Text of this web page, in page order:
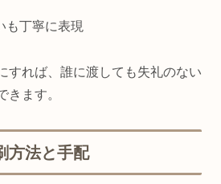
も丁寧に表現
すれば、誰に渡しても失礼のない
きます。
方法と手配